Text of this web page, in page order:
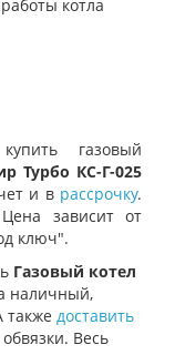
котла
газовый
Турбо КС-Г-025
и врассрочку.
зависит от
ключ".
Газовый котел
наличный,
также доставить
Весь